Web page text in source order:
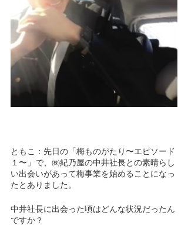
ともこ：先日の「梅ものがたり〜エピソード
１〜」で、㈱紀乃屋の中井社長との素晴らし
い出会いがあって梅事業を始めることになっ
たとありました。
中井社長に出会った頃はどんな状況だったん
ですか？